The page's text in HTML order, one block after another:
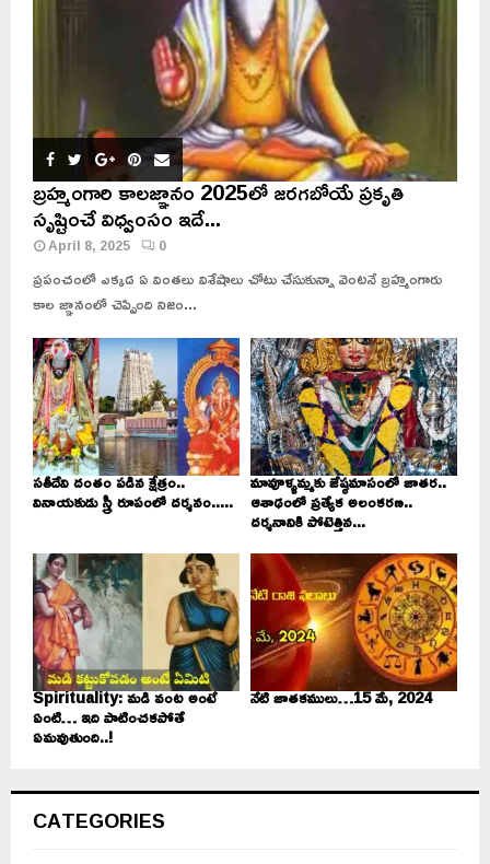
బ్రహ్మంగారి కాలజ్ఞానం 2025లో జరగబోయే ప్రకృతి
సృష్టించే విధ్వంసం ఇదే...
April 8, 2025 0
ప్రపంచంలో ఎక్కడ ఏ వింతలు విశేషాలు చోటు చేసుకున్నా వెంటనే బ్రహ్మంగారు
కాల జ్ఞానంలో చెప్పింది నిజం...
సతీదేవి దంతం పడిన క్షేత్రం..
వినాయకుడు స్త్రీ రూపంలో దర్శనం.....
మావూళ్ళమ్మకు జేష్ఠమాసంలో జాతర..
ఆశాఢంలో ప్రత్యేక అలంకరణ..
దర్శనానికి పోటెత్తిన...
Spirituality: మడి వంట అంటే
ఏంటి… ఇది పాటించకపోతే
ఏమవుతుంది..!
నేటి జాతకములు…15 మే, 2024
CATEGORIES